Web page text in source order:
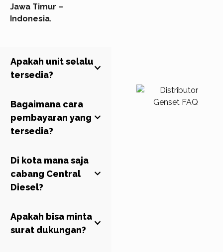
Jawa Timur –
Indonesia.
Apakah unit selalu
tersedia?
Ya, seluruh unit
kamiready stock. Jika
Anda membutuhkan
Bagaimana cara
pembayaran yang
tersedia?
Central Diesel menerima
pembayaran dengan
caraDP (down
sisanya sebelum unit
dikirim. Pembayaran
Di kota mana saja
cabang Central
Diesel?
Kami memiliki 5 (Lima)
kantor resmi
Apakah bisa minta
surat dukungan?